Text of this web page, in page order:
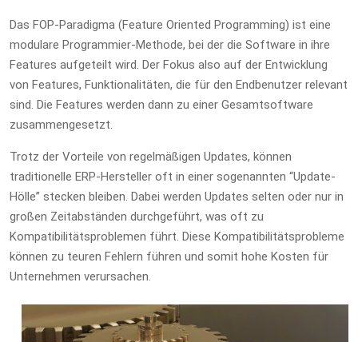
Das FOP-Paradigma (Feature Oriented Programming) ist eine
modulare Programmier-Methode, bei der die Software in ihre
Features aufgeteilt wird. Der Fokus also auf der Entwicklung
von Features, Funktionalitäten, die für den Endbenutzer relevant
sind. Die Features werden dann zu einer Gesamtsoftware
zusammengesetzt.
Trotz der Vorteile von regelmäßigen Updates, können
traditionelle ERP-Hersteller oft in einer sogenannten “Update-
Hölle” stecken bleiben. Dabei werden Updates selten oder nur in
großen Zeitabständen durchgeführt, was oft zu
Kompatibilitätsproblemen führt. Diese Kompatibilitätsprobleme
können zu teuren Fehlern führen und somit hohe Kosten für
Unternehmen verursachen.